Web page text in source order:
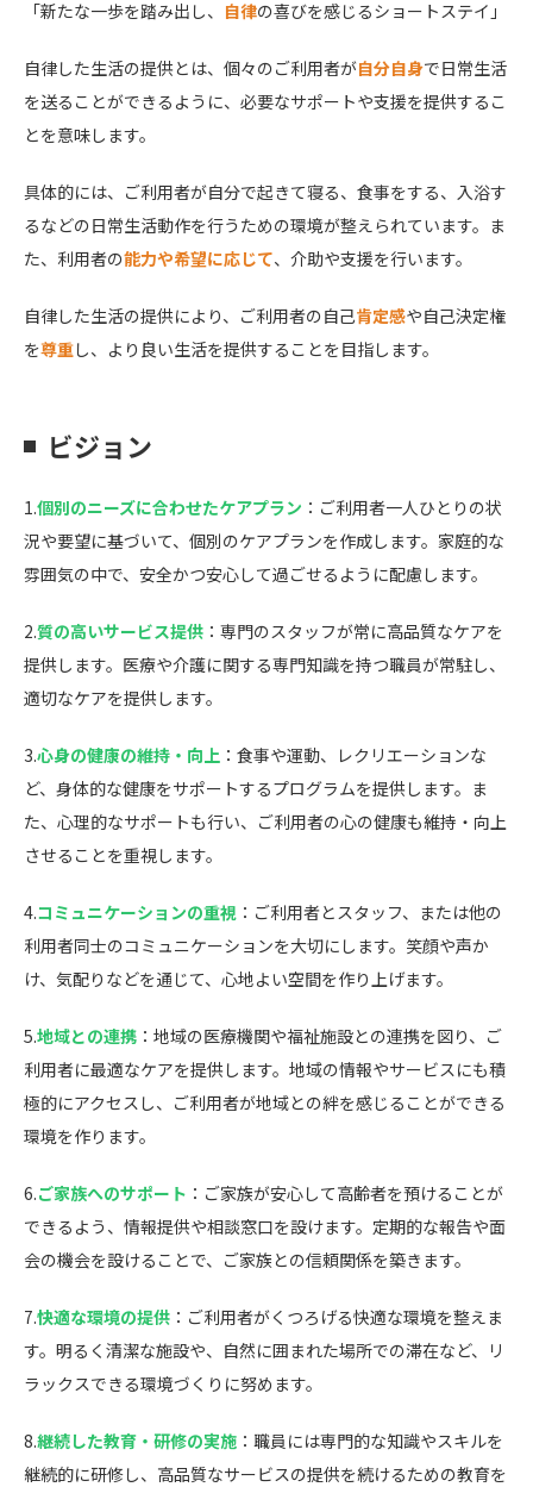
「新たな一歩を踏み出し、 自律の喜びを感じるショートステイ」
自律した生活の提供とは、個々のご利用者が自分自身で日常生活
を送ることができるように、必要なサポートや支援を提供するこ
とを意味します。
具体的には、ご利用者が自分で起きて寝る、食事をする、入浴す
るなどの日常生活動作を行うための環境が整えられています。ま
た、利用者の能力や希望に応じて、介助や支援を行います。
自律した生活の提供により、ご利用者の自己肯定感や自己決定権
を尊重し、より良い生活を提供することを目指します。
ビジョン
1.個別のニーズに合わせたケアプラン ：ご利用者一人ひとりの状
況や要望に基づいて、個別のケアプランを作成します。家庭的な
雰囲気の中で、安全かつ安心して過ごせるように配慮します。
2.質の高いサービス提供 ：専門のスタッフが常に高品質なケアを
提供します。医療や介護に関する専門知識を持つ職員が常駐し、
適切なケアを提供します。
3.心身の健康の維持・向上 ：食事や運動、レクリエーションな
ど、身体的な健康をサポートするプログラムを提供します。ま
た、心理的なサポートも行い、ご利用者の心の健康も維持・向上
させることを重視します。
4.コミュニケーションの重視 ：ご利用者とスタッフ、または他の
利用者同士のコミュニケーションを大切にします。笑顔や声か
け、気配りなどを通じて、心地よい空間を作り上げます。
5.地域との連携 ：地域の医療機関や福祉施設との連携を図り、ご
利用者に最適なケアを提供します。地域の情報やサービスにも積
極的にアクセスし、ご利用者が地域との絆を感じることができる
環境を作ります。
6.ご家族へのサポート ：ご家族が安心して高齢者を預けることが
できるよう、情報提供や相談窓口を設けます。定期的な報告や面
会の機会を設けることで、ご家族との信頼関係を築きます。
7.快適な環境の提供 ：ご利用者がくつろげる快適な環境を整えま
す。明るく清潔な施設や、自然に囲まれた場所での滞在など、リ
ラックスできる環境づくりに努めます。
8.継続した教育・研修の実施 ：職員には専門的な知識やスキルを
継続的に研修し、高品質なサービスの提供を続けるための教育を